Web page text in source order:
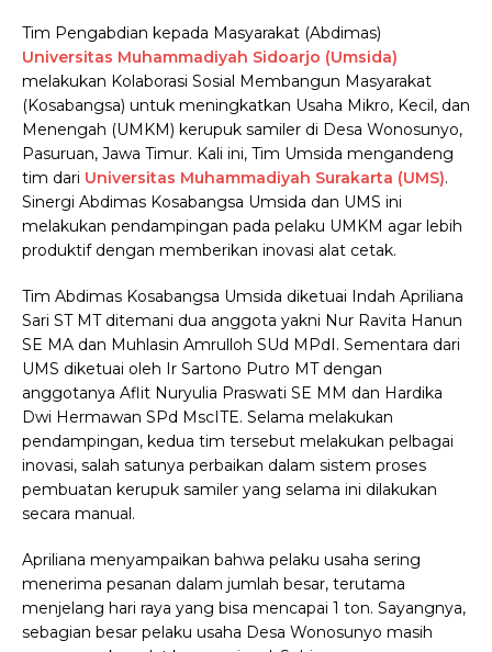
Tim Pengabdian kepada Masyarakat (Abdimas)
Universitas Muhammadiyah Sidoarjo (Umsida)
melakukan Kolaborasi Sosial Membangun Masyarakat
(Kosabangsa) untuk meningkatkan Usaha Mikro, Kecil, dan
Menengah (UMKM) kerupuk samiler di Desa Wonosunyo,
Pasuruan, Jawa Timur. Kali ini, Tim Umsida mengandeng
tim dari Universitas Muhammadiyah Surakarta (UMS).
Sinergi Abdimas Kosabangsa Umsida dan UMS ini
melakukan pendampingan pada pelaku UMKM agar lebih
produktif dengan memberikan inovasi alat cetak.
Tim Abdimas Kosabangsa Umsida diketuai Indah Apriliana
Sari ST MT ditemani dua anggota yakni Nur Ravita Hanun
SE MA dan Muhlasin Amrulloh SUd MPdI. Sementara dari
UMS diketuai oleh Ir Sartono Putro MT dengan
anggotanya Aflit Nuryulia Praswati SE MM dan Hardika
Dwi Hermawan SPd MscITE. Selama melakukan
pendampingan, kedua tim tersebut melakukan pelbagai
inovasi, salah satunya perbaikan dalam sistem proses
pembuatan kerupuk samiler yang selama ini dilakukan
secara manual.
Apriliana menyampaikan bahwa pelaku usaha sering
menerima pesanan dalam jumlah besar, terutama
menjelang hari raya yang bisa mencapai 1 ton. Sayangnya,
sebagian besar pelaku usaha Desa Wonosunyo masih